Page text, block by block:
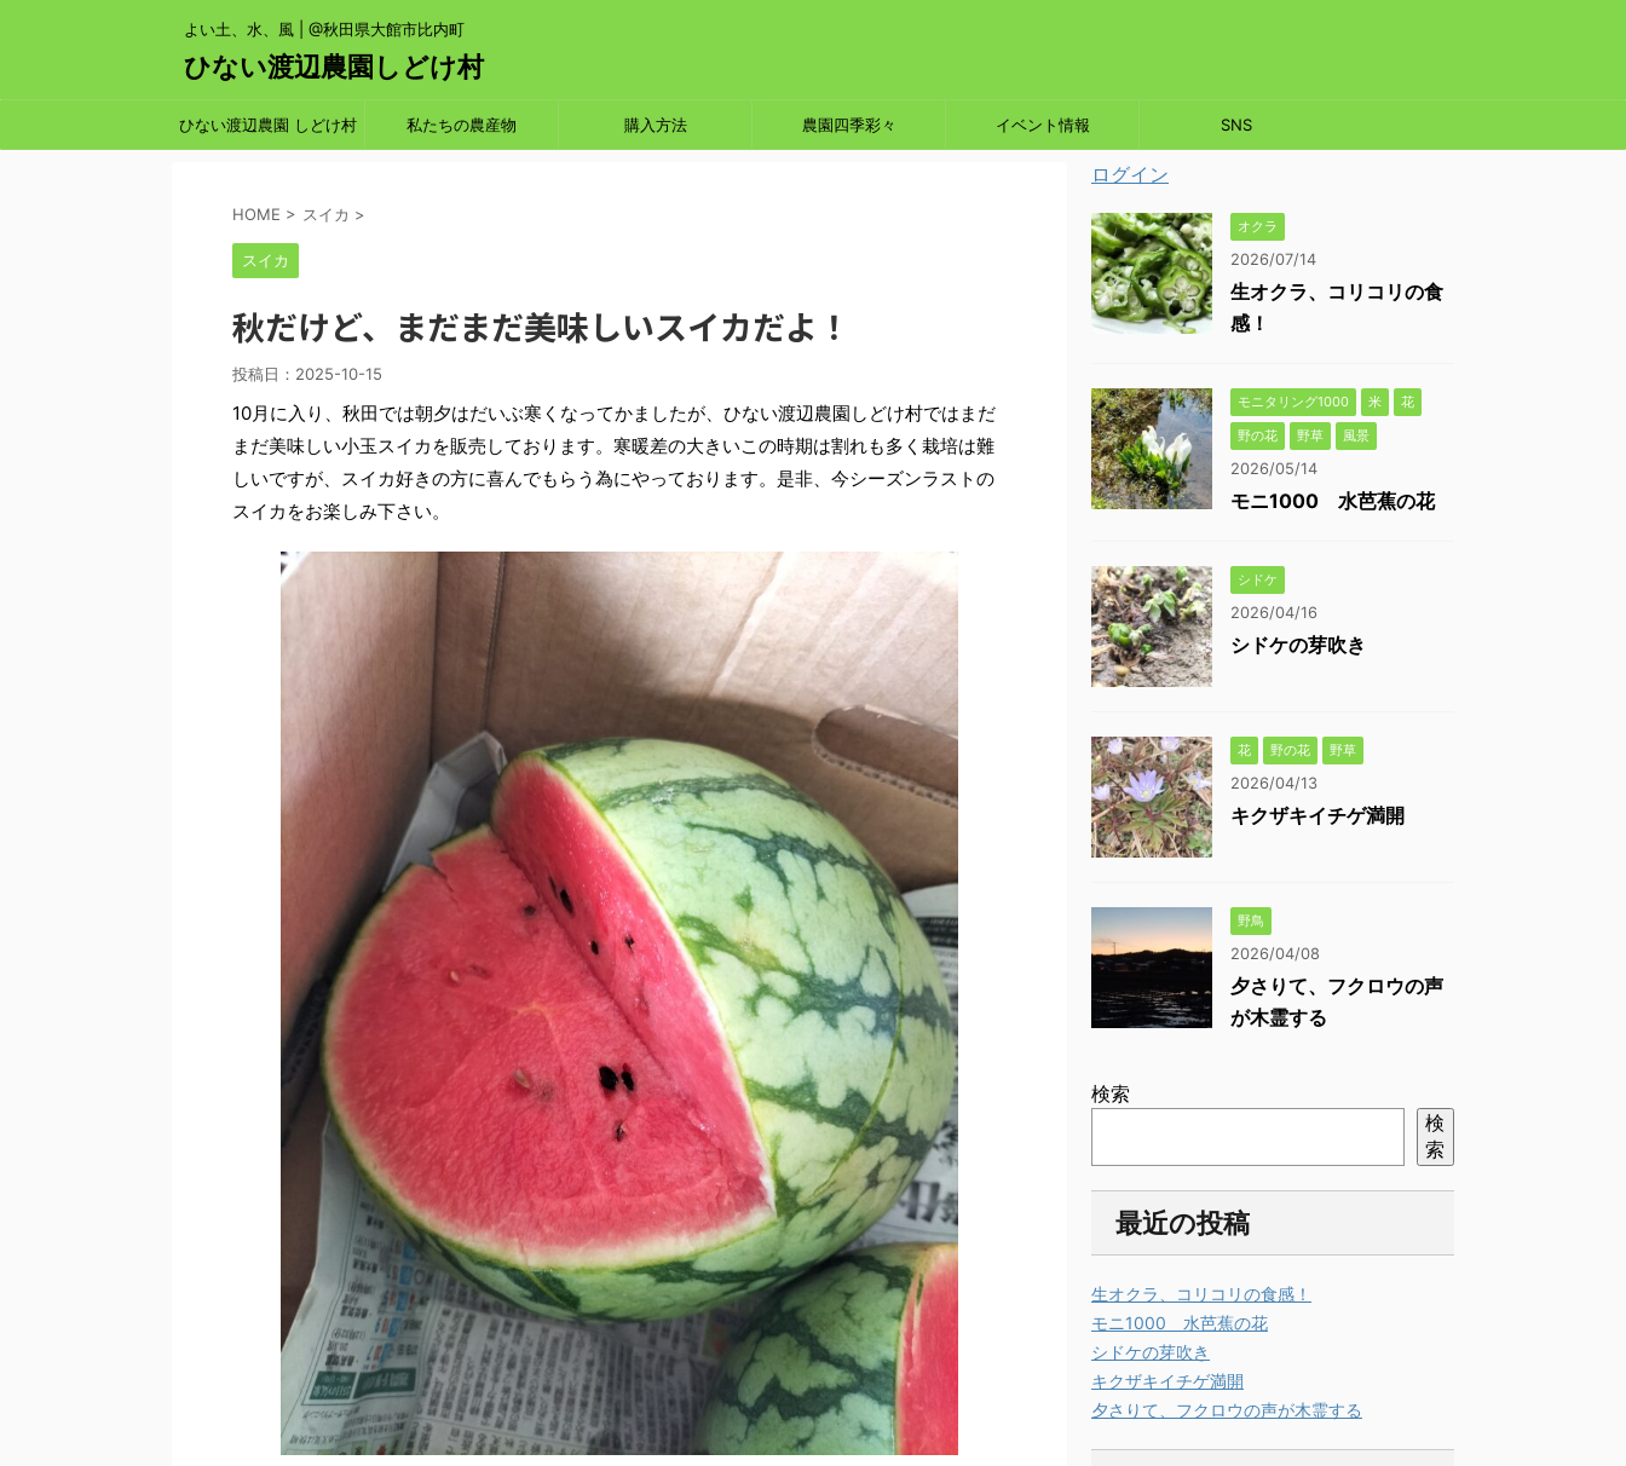
よい土、水、風 | @秋田県大館市比内町
ひない渡辺農園しどけ村
ひない渡辺農園 しどけ村 私たちの農産物 購入方法 農園四季彩々 イベント情報 SNS
HOME > スイカ >
スイカ
秋だけど、まだまだ美味しいスイカだよ！
投稿日： 2025-10-15
10月に入り、秋田では朝夕はだいぶ寒くなってかましたが、ひない渡辺農園しどけ村ではまだ
まだ美味しい小玉スイカを販売しております。寒暖差の大きいこの時期は割れも多く栽培は難
しいですが、スイカ好きの方に喜んでもらう為にやっております。是非、今シーズンラストの
スイカをお楽しみ下さい。
ログイン
オクラ
2026/07/14
生オクラ、コリコリの食
感！
モニタリング1000 米
花
野の花
野草 風景
2026/05/14
モニ1000 水芭蕉の花
シドケ
2026/04/16
シドケの芽吹き
花 野の花 野草
2026/04/13
キクザキイチゲ満開
野鳥
2026/04/08
夕さりて、フクロウの声
が木霊する
検索
検
索
最近の投稿
生オクラ、コリコリの食感！
モニ1000 水芭蕉の花
シドケの芽吹き
キクザキイチゲ満開
夕さりて、フクロウの声が木霊する